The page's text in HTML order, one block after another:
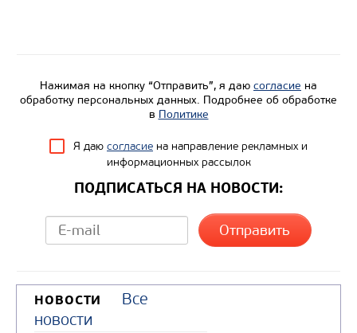
Модель шасси
Нажимая на кнопку “Отправить”, я даю согласие на
обработку персональных данных. Подробнее об обработке
в Политике
Я даю согласие на направление рекламных и
информационных рассылок
ПОДПИСАТЬСЯ НА НОВОСТИ:
НОВОСТИ
Все
новости